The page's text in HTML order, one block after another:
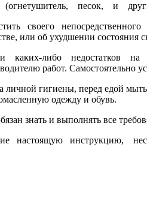
песок, и
своего непосредственного
или об ухудшении состояния
либо недостатков на
работ. Самостоятельно
гигиены, перед едой мыть
одежду и обувь.
знать и выполнять все
инструкцию, несут